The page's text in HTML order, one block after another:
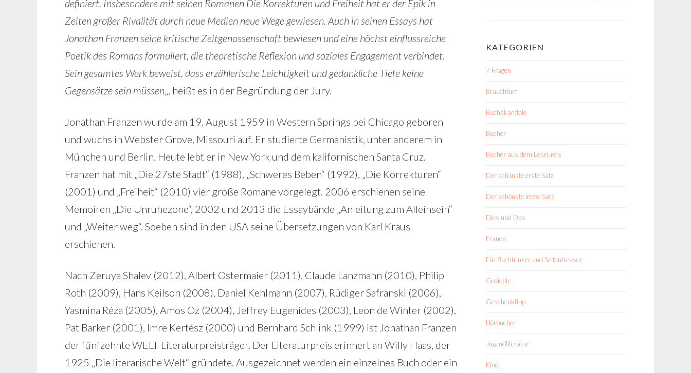
definiert. Insbesondere mit seinen Romanen Die Korrekturen und Freiheit hat er der Epik in
Zeiten großer Rivalität durch neue Medien neue Wege gewiesen. Auch in seinen Essays hat
Jonathan Franzen seine kritische Zeitgenossenschaft bewiesen und eine höchst einflussreiche
Poetik des Romans formuliert, die theoretische Reflexion und soziales Engagement verbindet.
Sein gesamtes Werk beweist, dass erzählerische Leichtigkeit und gedankliche Tiefe keine
Gegensätze sein müssen„, heißt es in der Begründung der Jury.
Jonathan Franzen wurde am 19. August 1959 in Western Springs bei Chicago geboren
und wuchs in Webster Grove, Missouri auf. Er studierte Germanistik, unter anderem in
München und Berlin. Heute lebt er in New York und dem kalifornischen Santa Cruz.
Franzen hat mit „Die 27ste Stadt“ (1988), „Schweres Beben“ (1992), „Die Korrekturen“
(2001) und „Freiheit“ (2010) vier große Romane vorgelegt. 2006 erschienen seine
Memoiren „Die Unruhezone“, 2002 und 2013 die Essaybände „Anleitung zum Alleinsein“
und „Weiter weg“. Soeben sind in den USA seine Übersetzungen von Karl Kraus
erschienen.
Nach Zeruya Shalev (2012), Albert Ostermaier (2011), Claude Lanzmann (2010), Philip
Roth (2009), Hans Keilson (2008), Daniel Kehlmann (2007), Rüdiger Safranski (2006),
Yasmina Réza (2005), Amos Oz (2004), Jeffrey Eugenides (2003), Leon de Winter (2002),
Pat Barker (2001), Imre Kertész (2000) und Bernhard Schlink (1999) ist Jonathan Franzen
der fünfzehnte WELT-Literaturpreisträger. Der Literaturpreis erinnert an Willy Haas, der
1925 „Die literarische Welt“ gründete. Ausgezeichnet werden ein einzelnes Buch oder ein
KATEGORIEN
7 Fragen
Brauchtum
Buchskandale
Bücher
Bücher aus dem Lesekreis
Der schönste erste Satz
Der schönste letzte Satz
Dies und Das
Frauen
Für Buchtrinker und Seitenfresser
Gedichte
Geschenktipp
Hörbücher
Jugendliteratur
Kino